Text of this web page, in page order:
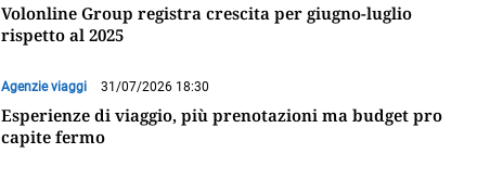
Volonline Group registra crescita per giugno-luglio
rispetto al 2025
Agenzie viaggi 31/07/2026 18:30
Esperienze di viaggio, più prenotazioni ma budget pro
capite fermo